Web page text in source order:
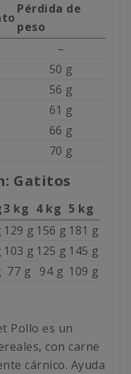
Pérdida de
peso
–
50 g
56 g
61 g
66 g
70 g
Gatitos
3 kg 4 kg 5 kg
129 g 156 g 181 g
103 g 125 g 145 g
77 g 94 g 109 g
Pollo es un
con carne
cárnico. Ayuda